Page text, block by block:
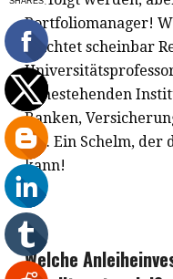
Portfoliomanager!
leuchtet scheinbar
nahestehenden
Banken,
ein. Ein Schelm, der
kann!
Welche